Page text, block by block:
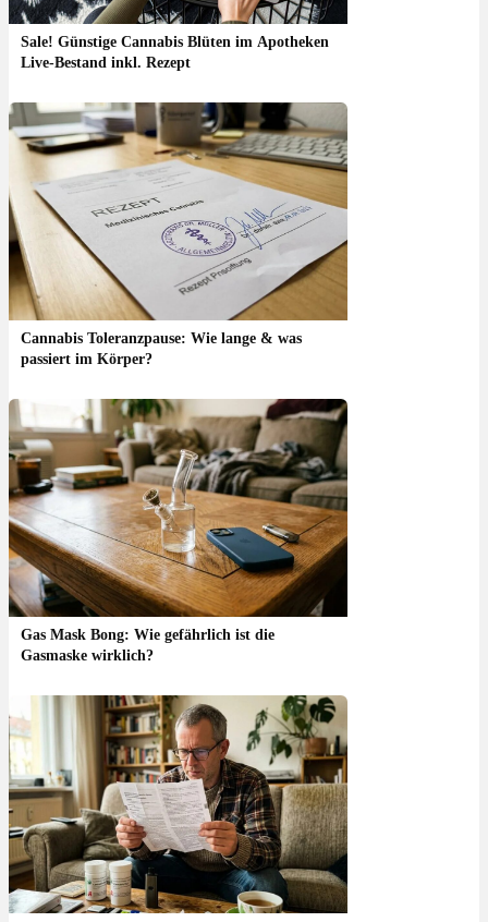
Sale! Günstige Cannabis Blüten im Apotheken
Live-Bestand inkl. Rezept
Cannabis Toleranzpause: Wie lange & was
passiert im Körper?
Gas Mask Bong: Wie gefährlich ist die
Gasmaske wirklich?